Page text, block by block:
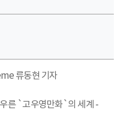
류동현 기자
른 `고우영만화`의 세계 -